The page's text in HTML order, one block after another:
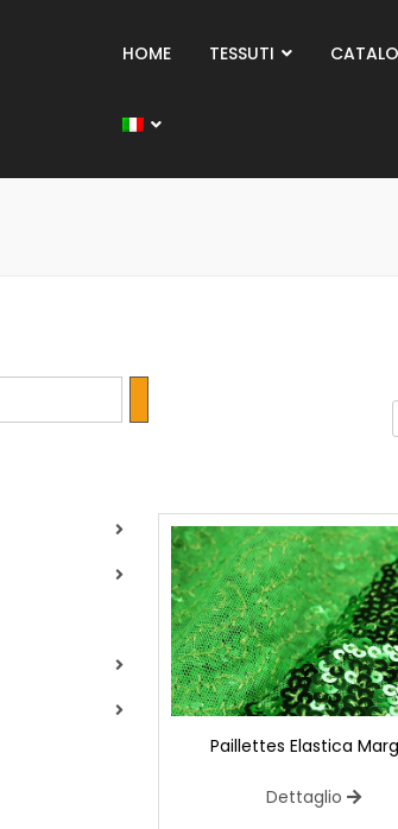
HOME TESSUTI
Paillettes Elastica
Dettaglio